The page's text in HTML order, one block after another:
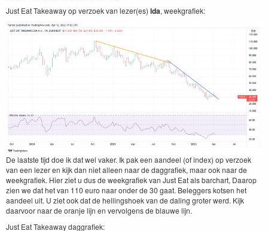
Just Eat Take­away op ver­zoek van lezer(es) lda, week­grafiek:
De laat­ste tijd doe ik dat wel vak­er. Ik pak een aan­deel (of index) op ver­zoek
van een lez­er en kijk dan niet alleen naar de dag­grafiek, maar ook naar de
week­grafiek. Hier ziet u dus de week­grafiek van Just Eat als bar­chart, Daarop
zien we dat het van 110 euro naar onder de 30 gaat. Beleg­gers kot­sen het
aan­deel uit. U ziet ook dat de helling­shoek van de dal­ing grot­er werd. Kijk
daar­voor naar de oran­je lijn en ver­vol­gens de blauwe lijn.
Just Eat Take­away daggrafiek: